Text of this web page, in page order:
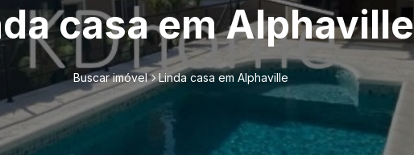
casa em Alphaville
Buscar imóvel Linda casa em Alphaville